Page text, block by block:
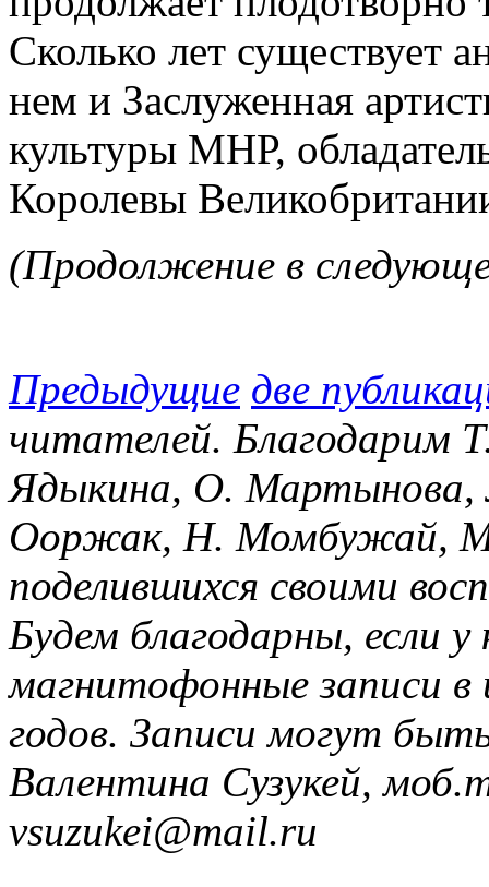
Сколько лет существует
нем и Заслуженная
культуры МНР,
Королевы
(Продолжение в
Предыдущие две
читателей. Благодарим
Ядыкина, О. Мартынова,
Ооржак, Н. Момбужай,
поделившихся своими
Будем благодарны, если
магнитофонные записи
годов. Записи могут
Валентина Сузукей,
vsuzukei@mail.ru